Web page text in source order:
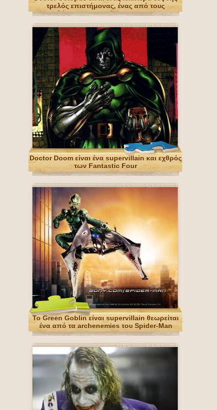
τρελός επιστήμονας, ένας από τους
μεγαλύτερους εχθρούς του Spider-Man
Doctor Doom είναι ένα supervillain και εχθρός
των Fantastic Four
Το Green Goblin είναι supervillain θεωρείται
ένα από τα archenemies του Spider-Man